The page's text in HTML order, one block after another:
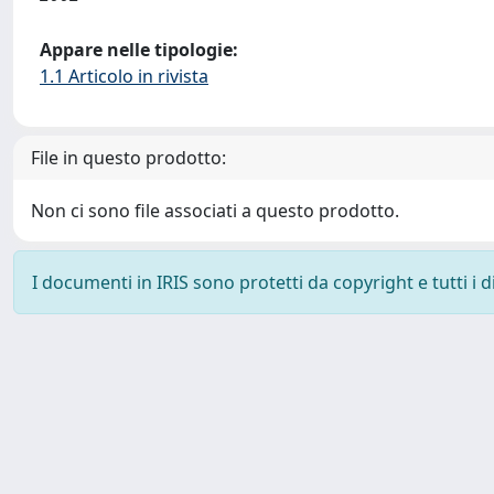
Appare nelle tipologie:
1.1 Articolo in rivista
File in questo prodotto:
Non ci sono file associati a questo prodotto.
I documenti in IRIS sono protetti da copyright e tutti i